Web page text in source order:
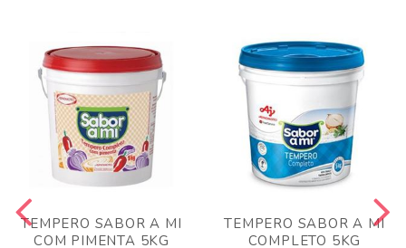
TEMPERO SABOR A MI
COM PIMENTA 5KG
TEMPERO SABOR A MI
COMPLETO 5KG